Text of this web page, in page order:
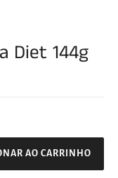
Diet 144g
AO CARRINHO